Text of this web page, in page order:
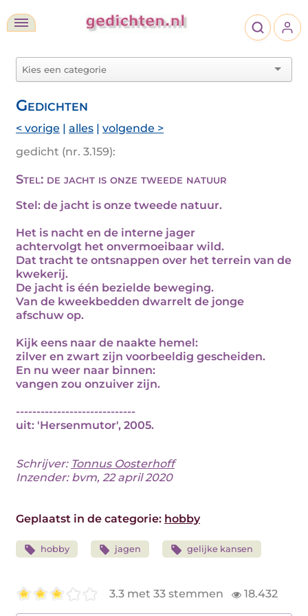
Gedichten
< vorige | alles | volgende >
gedicht (nr. 3.159):
Stel: de jacht is onze tweede natuur
Stel: de jacht is onze tweede natuur.
Het is nacht en de interne jager
achtervolgt het onvermoeibaar wild.
Dat tracht te ontsnappen over het terrein van de
kwekerij.
De jacht is één bezielde beweging.
Van de kweekbedden dwarrelt de jonge
afschuw op.
Kijk eens naar de naakte hemel:
zilver en zwart zijn voorbeeldig gescheiden.
En nu weer naar binnen:
vangen zou onzuiver zijn.
-----------------------------
uit: 'Hersenmutor', 2005.
Schrijver: Tonnus Oosterhoff
Inzender: bvm, 22 april 2020
Geplaatst in de categorie: hobby
hobby jagen gelijke kansen
3.3 met 33 stemmen 18.432